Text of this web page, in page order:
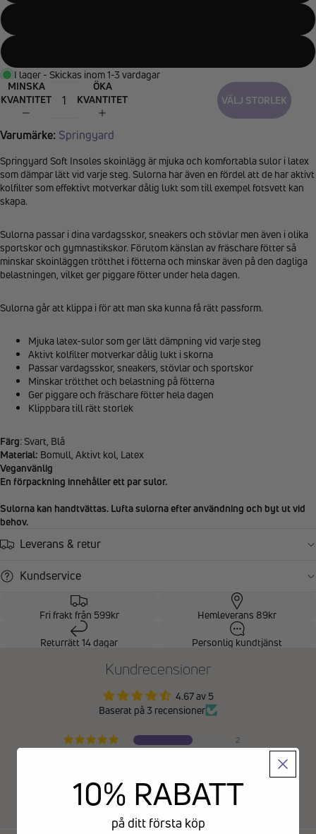
I lager - Skickas inom 1-3 vardagar
MINSKA
KVANTITET
ÖKA
KVANTITET
VÄLJ STORLEK
Varumärke: Springyard
Springyard Soft Insoles skoinlägg är mjuka och komfortabla sulor i latex
som dämpar lätt vid varje steg. Sulorna har även en fördel att de har aktivt
kolfilter som effektivt motverkar dålig lukt som till exempel fotsvett kan
skapa.
Sulorna passar i dina vardagsskor, sneakers och stövlar men även i olika
sportskor och gymnastikskor. Förutom känslan av fräschare fötter så
minskar skoinläggen trötthet i fötterna och minskar även på den dagliga
belastningen, vilket ger piggare fötter under hela dagen.
Sulorna går att klippa i för att man ska kunna få rätt passform.
Mjuka latex-sulor som ger lätt dämpning vid varje steg
Aktivt kolfilter motverkar dålig lukt i skorna
Passar vardagsskor, sneakers, stövlar och sportskor
Minskar trötthet och belastning på fötterna
Ger piggare och fräschare fötter hela dagen
Klippbara till rätt storlek
Färg: Svart, Blå
Material: Bomull, Aktivt kol, Latex
Veganvänlig
En förpackning innehåller ett par sulor.
Sulorna kan handtvättas. Lufta sulorna efter användning och byt ut vid
behov.
Leverans & retur
Kundservice
Fri frakt från 599kr Hemleverans 89kr
Returrätt 14 dagar Personlig kundtjänst
Kundrecensioner
4.67 av 5
Baserat på 3 recensioner
2
0
10% RABATT
på ditt första köp